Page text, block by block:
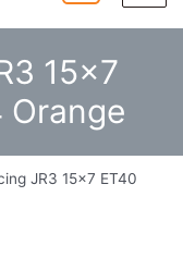
15×7
Orange
JR3 15×7 ET40